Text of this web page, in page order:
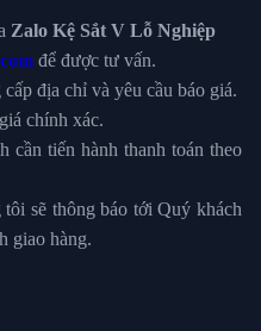
Zalo Kệ Sắt V Lỗ Nghiệp
để được tư vấn.
địa chỉ và yêu cầu báo giá.
chính xác.
tiến hành thanh toán theo
sẽ thông báo tới Quý khách
giao hàng.